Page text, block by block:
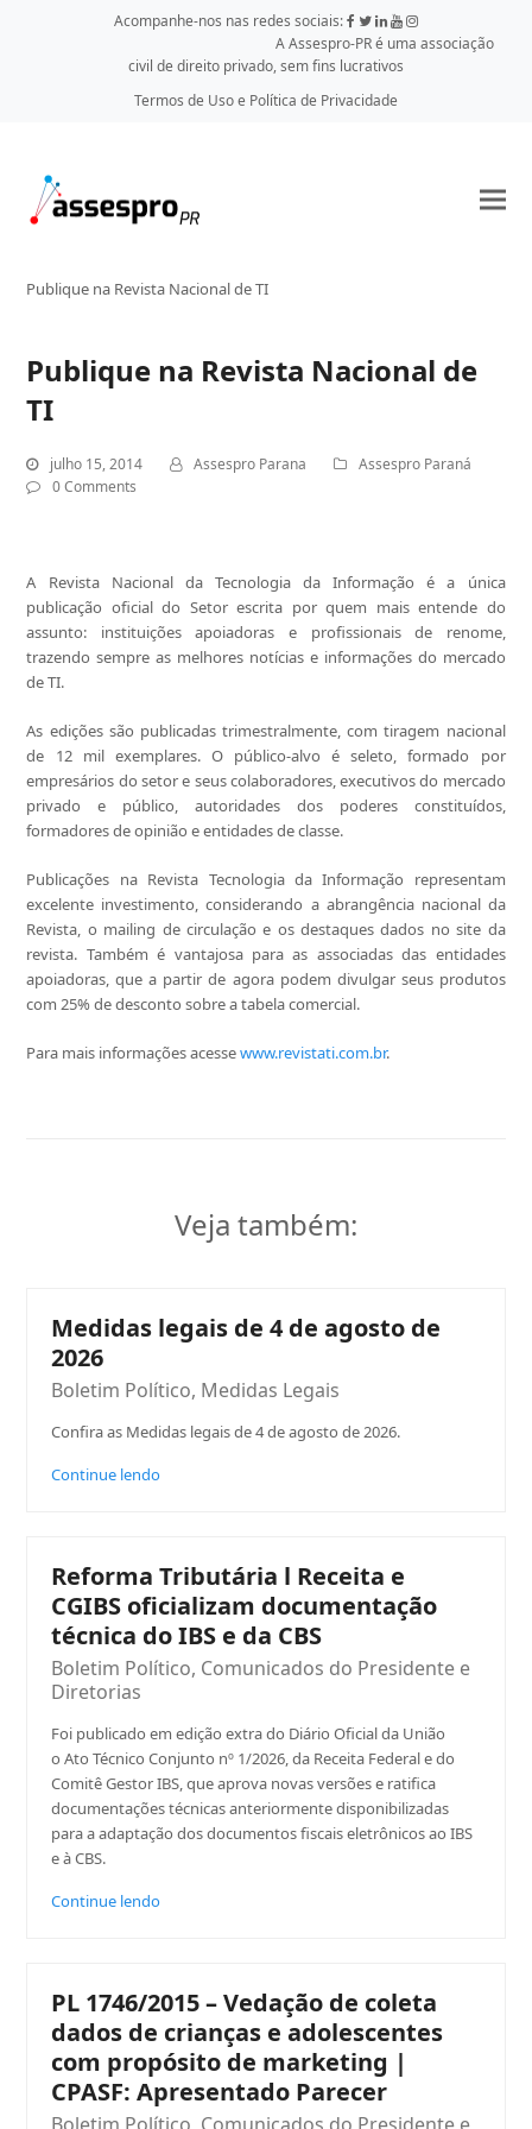
Acompanhe-nos nas redes sociais:
A Assespro-PR é uma associação
civil de direito privado, sem fins lucrativos
Termos de Uso e Política de Privacidade
Publique na Revista Nacional de TI
Publique na Revista Nacional de
TI
julho 15, 2014 Assespro Parana
Assespro Paraná
0 Comments
A Revista Nacional da Tecnologia da Informação é a única
publicação oficial do Setor escrita por quem mais entende do
assunto: instituições apoiadoras e profissionais de renome,
trazendo sempre as melhores notícias e informações do mercado
de TI.
As edições são publicadas trimestralmente, com tiragem nacional
de 12 mil exemplares. O público-alvo é seleto, formado por
empresários do setor e seus colaboradores, executivos do mercado
privado e público, autoridades dos poderes constituídos,
formadores de opinião e entidades de classe.
Publicações na Revista Tecnologia da Informação representam
excelente investimento, considerando a abrangência nacional da
Revista, o mailing de circulação e os destaques dados no site da
revista. Também é vantajosa para as associadas das entidades
apoiadoras, que a partir de agora podem divulgar seus produtos
com 25% de desconto sobre a tabela comercial.
Para mais informações acessewww.revistati.com.br.
Veja também:
Medidas legais de 4 de agosto de
2026
Boletim Político, Medidas Legais
Confira as Medidas legais de 4 de agosto de 2026.
Continue lendo
Reforma Tributária l Receita e
CGIBS oficializam documentação
técnica do IBS e da CBS
Boletim Político, Comunicados do Presidente e
Diretorias
Foi publicado em edição extra do Diário Oficial da União
o Ato Técnico Conjunto nº 1/2026, da Receita Federal e do
Comitê Gestor IBS, que aprova novas versões e ratifica
documentações técnicas anteriormente disponibilizadas
para a adaptação dos documentos fiscais eletrônicos ao IBS
e à CBS.
Continue lendo
PL 1746/2015 – Vedação de coleta
dados de crianças e adolescentes
com propósito de marketing |
CPASF: Apresentado Parecer